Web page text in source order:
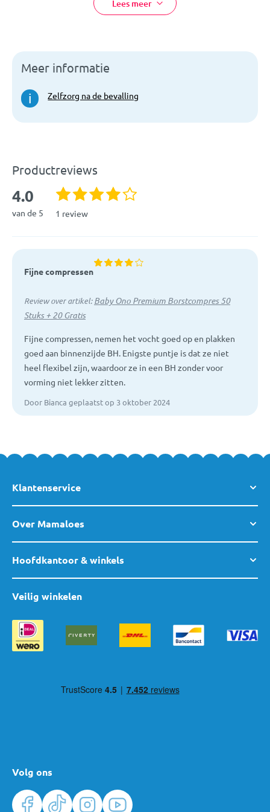
afwijkende retourvoorwaarden.
EAN:
Lees meer
Meer informatie
i Zelfzorg na de bevalling
Productreviews
4.0
van de 5 1 review
Fijne compressen
Review over artikel:Baby Ono Premium Borstcompres 50
Stuks + 20 Gratis
Fijne compressen, nemen het vocht goed op en plakken
goed aan binnenzijde BH. Enigste puntje is dat ze niet
heel flexibel zijn, waardoor ze in een BH zonder voor
vorming niet lekker zitten.
Door Bianca geplaatst op 3 oktober 2024
Klantenservice
Over Mamaloes
Hoofdkantoor & winkels
Volg ons
Veilig winkelen